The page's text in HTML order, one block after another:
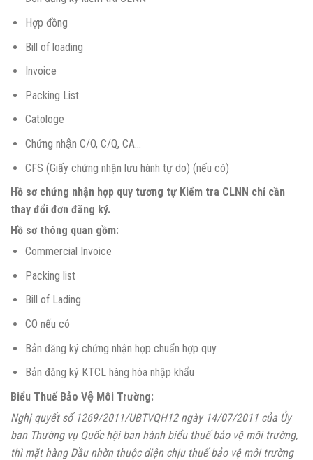
Hợp đồng
Bill of loading
Invoice
Packing List
Catologe
Chứng nhận C/O, C/Q, CA…
CFS (Giấy chứng nhận lưu hành tự do) (nếu có)
Hồ sơ chứng nhận hợp quy tương tự Kiểm tra CLNN chỉ cần
thay đổi đơn đăng ký.
Hồ sơ thông quan gồm:
Commercial Invoice
Packing list
Bill of Lading
CO nếu có
Bản đăng ký chứng nhận hợp chuẩn hợp quy
Bản đăng ký KTCL hàng hóa nhập khẩu
Biểu Thuế Bảo Vệ Môi Trường:
Nghị quyết số 1269/2011/UBTVQH12 ngày 14/07/2011 của Ủy
ban Thường vụ Quốc hội ban hành biểu thuế bảo vệ môi trường,
thì mặt hàng Dầu nhờn thuộc diện chịu thuế bảo vệ môi trường